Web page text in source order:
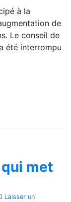
à la
de
Le conseil de
été interrompu
met
Laisser un